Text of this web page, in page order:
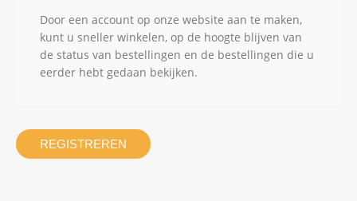
Door een account op onze website aan te maken,
kunt u sneller winkelen, op de hoogte blijven van
de status van bestellingen en de bestellingen die u
eerder hebt gedaan bekijken.
REGISTREREN